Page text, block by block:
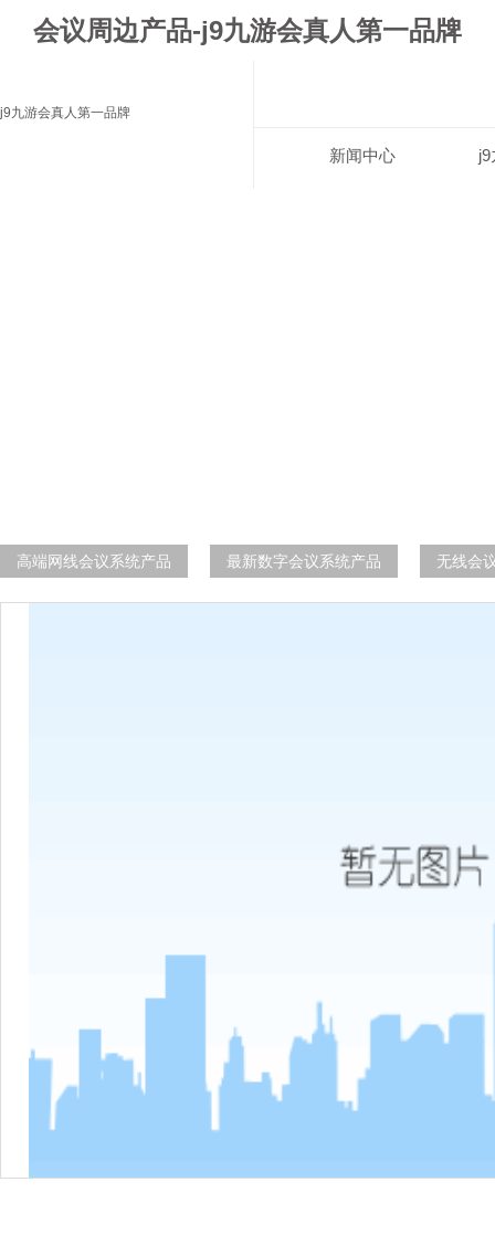
会议周边产品-j9九游会真人第一品牌
j9九游会真人第一品牌
新闻中心
高端网线会议系统产品 最新数字会议系统产品 无线会